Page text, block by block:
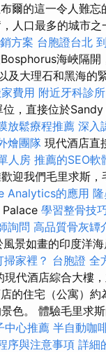
爾的這一令人難忘
人口最多的城市之
方案 台胞證台北
海峽隔開
及大理石和黑海的
費用 附近牙科診所
，直接位於Sandy
放鬆療程推薦 深入
燴團隊 現代酒店直
人房 推薦的SEO軟
迎我們毛里求斯
Analytics的應用
Palace 學習整骨技
詢問 高品質骨灰罈
景如畫的印度洋
家裡？ 台胞證 全
代酒店綜合大樓
的住宅（公寓）約
色。 體驗毛里求
中心推薦 半自動咖
序與注意事項 詳細